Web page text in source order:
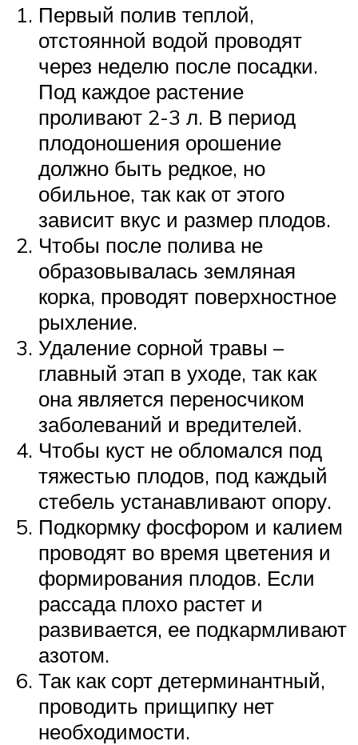
Первый полив теплой,
отстоянной водой проводят
через неделю после посадки.
Под каждое растение
проливают 2-3 л. В период
плодоношения орошение
должно быть редкое, но
обильное, так как от этого
зависит вкус и размер плодов.
Чтобы после полива не
образовывалась земляная
корка, проводят поверхностное
рыхление.
Удаление сорной травы –
главный этап в уходе, так как
она является переносчиком
заболеваний и вредителей.
Чтобы куст не обломался под
тяжестью плодов, под каждый
стебель устанавливают опору.
Подкормку фосфором и калием
проводят во время цветения и
формирования плодов. Если
рассада плохо растет и
развивается, ее подкармливают
азотом.
Так как сорт детерминантный,
проводить прищипку нет
необходимости.